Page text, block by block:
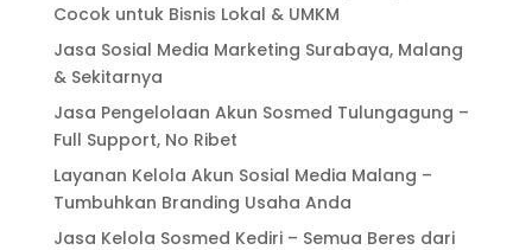
Cocok untuk Bisnis Lokal & UMKM
Jasa Sosial Media Marketing Surabaya, Malang
& Sekitarnya
Jasa Pengelolaan Akun Sosmed Tulungagung –
Full Support, No Ribet
Layanan Kelola Akun Sosial Media Malang –
Tumbuhkan Branding Usaha Anda
Jasa Kelola Sosmed Kediri – Semua Beres dari